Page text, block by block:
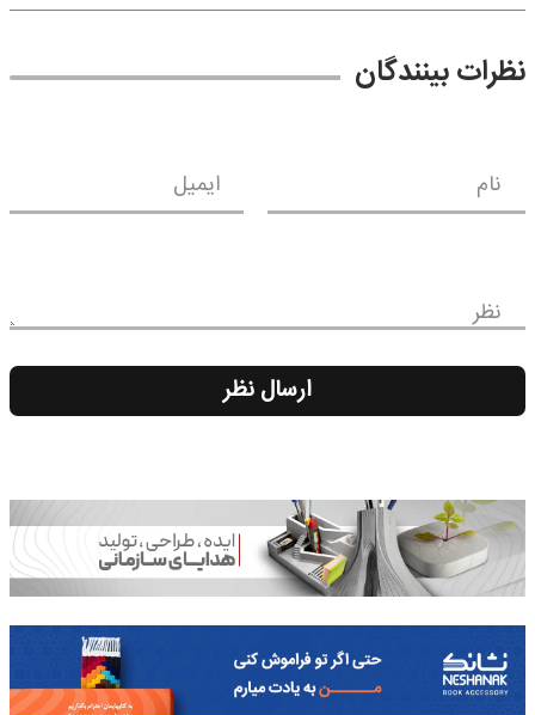
نظرات بینندگان
نام ایمیل
نظر
ارسال نظر